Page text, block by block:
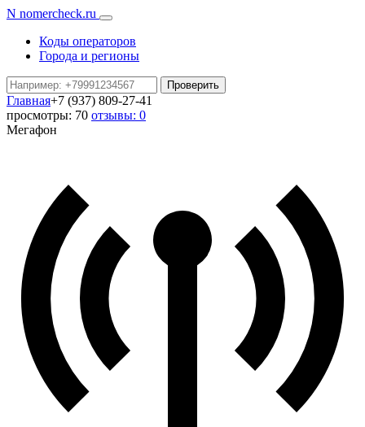
N nomercheck.ru
Коды операторов
Города и регионы
Проверить
Главная+7 (937) 809-27-41
просмотры: 70 отзывы: 0
Мегафон